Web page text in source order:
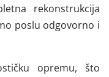
rekonstrukcija
poslu odgovorno i
opremu, što